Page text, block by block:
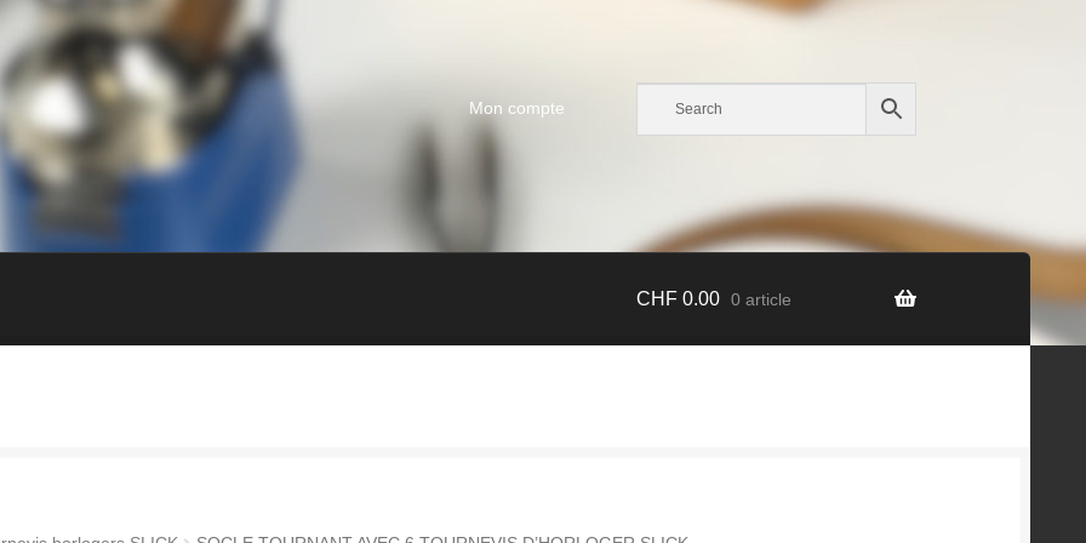
Mon compte
CHF0.00 0 article